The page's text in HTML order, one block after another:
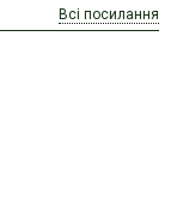
Всі посилання